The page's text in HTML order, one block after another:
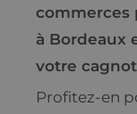
commerces
à Bordeaux
votre
Profitez-en